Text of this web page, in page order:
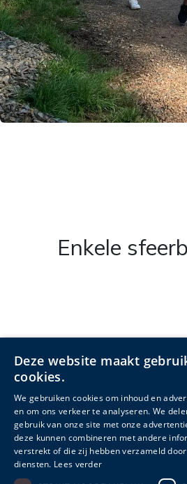
Enkele
Deze website maakt
cookies.
We gebruiken cookies om inhoud en
en om ons verkeer te analyseren. We
gebruik van onze site met onze
deze kunnen combineren met andere
verstrekt of die zij hebben verzameld
diensten. Lees verder